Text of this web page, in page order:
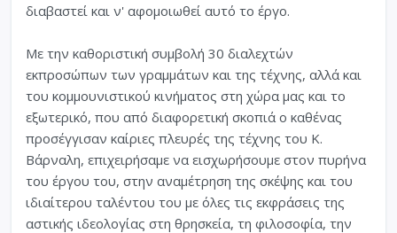
διαβαστεί και ν' αφομοιωθεί αυτό το έργο.
Με την καθοριστική συμβολή 30 διαλεχτών
εκπροσώπων των γραμμάτων και της τέχνης, αλλά και
του κομμουνιστικού κινήματος στη χώρα μας και το
εξωτερικό, που από διαφορετική σκοπιά ο καθένας
προσέγγισαν καίριες πλευρές της τέχνης του Κ.
Βάρναλη, επιχειρήσαμε να εισχωρήσουμε στον πυρήνα
του έργου του, στην αναμέτρηση της σκέψης και του
ιδιαίτερου ταλέντου του με όλες τις εκφράσεις της
αστικής ιδεολογίας στη θρησκεία, τη φιλοσοφία, την